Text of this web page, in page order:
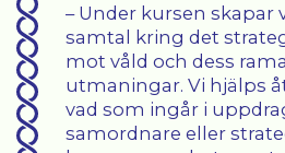
– Under kursen skapar
samtal kring det
mot våld och dess
utmaningar. Vi hjälps
vad som ingår i
samordnare eller